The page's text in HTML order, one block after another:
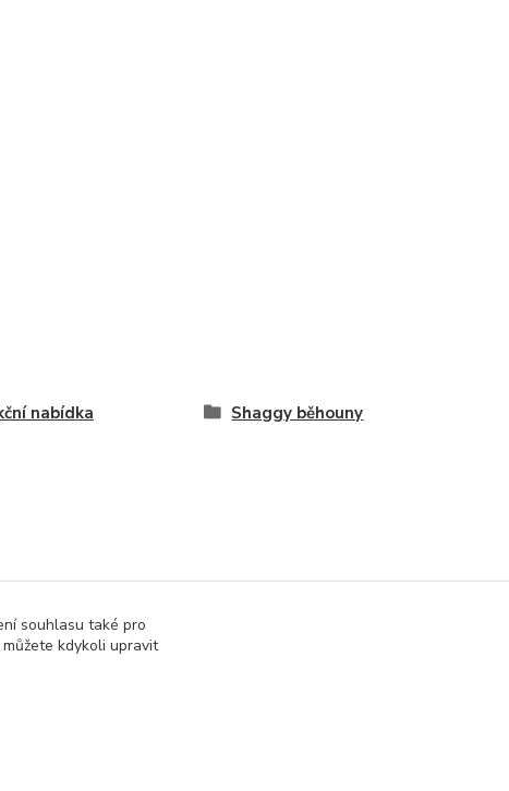
nabídka
Shaggy běhouny
souhlasu také pro
kdykoli upravit